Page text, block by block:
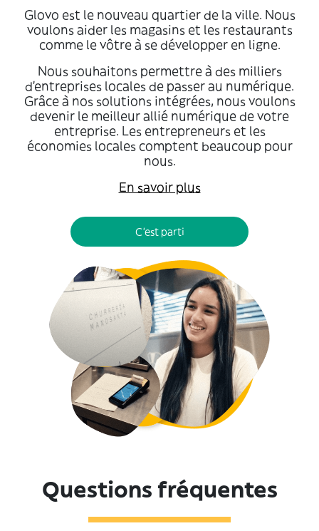
Glovo est le nouveau quartier de la ville. Nous
voulons aider les magasins et les restaurants
comme le vôtre à se développer en ligne.
Nous souhaitons permettre à des milliers
d’entreprises locales de passer au numérique.
Grâce à nos solutions intégrées, nous voulons
devenir le meilleur allié numérique de votre
entreprise. Les entrepreneurs et les
économies locales comptent beaucoup pour
nous.
En savoir plus
C'est parti
Questions fréquentes